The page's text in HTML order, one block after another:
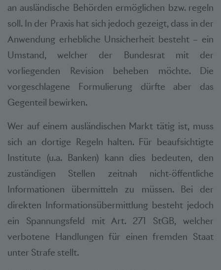
an ausländische Behörden ermöglichen bzw. regeln
soll. In der Praxis hat sich jedoch gezeigt, dass in der
Anwendung erhebliche Unsicherheit besteht – ein
Umstand, welcher der Bundesrat mit der
vorliegenden Revision beheben möchte. Die
vorgeschlagene Formulierung dürfte aber das
Gegenteil bewirken.
Wer auf einem ausländischen Markt tätig ist, muss
sich an dortige Regeln halten. Für beaufsichtigte
Institute (u.a. Banken) kann dies bedeuten, den
zuständigen Stellen zeitnah nicht-öffentliche
Informationen übermitteln zu müssen. Bei der
direkten Informationsübermittlung besteht jedoch
ein Spannungsfeld mit Art. 271 StGB, welcher
verbotene Handlungen für einen fremden Staat
unter Strafe stellt.